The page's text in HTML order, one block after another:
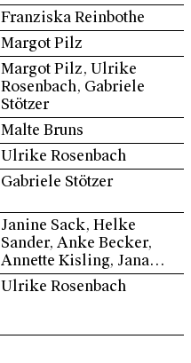
Franziska Reinbothe
Margot Pilz
Margot Pilz, Ulrike
Rosenbach, Gabriele
Stötzer
Malte Bruns
Ulrike Rosenbach
Gabriele Stötzer
Janine Sack, Helke
Sander, Anke Becker,
Annette Kisling, Jana
Müller, Regine Steenbock
u.a.
Ulrike Rosenbach